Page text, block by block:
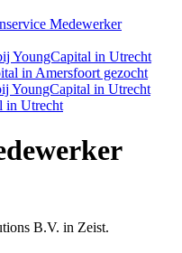
Medewerker
YoungCapital in Utrecht
in Amersfoort gezocht
YoungCapital in Utrecht
in Utrecht
B.V. in Zeist.